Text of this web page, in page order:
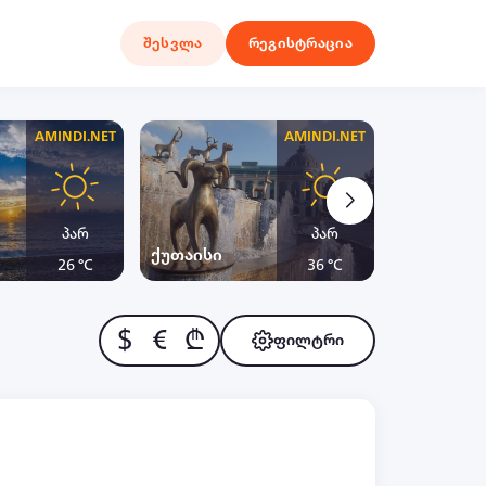
შესვლა რეგისტრაცია
AMINDI.NET
პარ
26 °C
ქუთაისი
AMINDI.NET
პარ
36 °C
$ € ₾ ფილტრი